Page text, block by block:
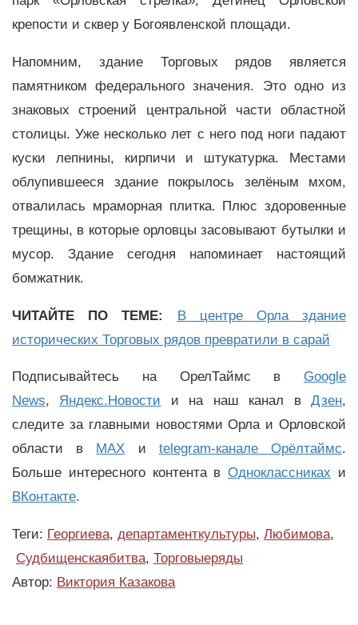
крепости и сквер у Богоявленской площади.
Напомним, здание Торговых рядов является
памятником федерального значения. Это одно из
знаковых строений центральной части областной
столицы. Уже несколько лет с него под ноги падают
куски лепнины, кирпичи и штукатурка. Местами
облупившееся здание покрылось зелёным мхом,
отвалилась мраморная плитка. Плюс здоровенные
трещины, в которые орловцы засовывают бутылки и
мусор. Здание сегодня напоминает настоящий
бомжатник.
ЧИТАЙТЕ ПО ТЕМЕ: В центре Орла здание
исторических Торговых рядов превратили в сарай
Подписывайтесь на ОрелТаймс в Google
News, Яндекс.Новости и на наш канал вДзен,
следите за главными новостями Орла и Орловской
области в MAX и telegram-канале Орёлтаймс.
Больше интересного контента вОдноклассниках и
ВКонтакте.
Теги: Георгиева, департаменткультуры, Любимова,
Судбищенскаябитва, Торговыеряды
Автор: Виктория Казакова